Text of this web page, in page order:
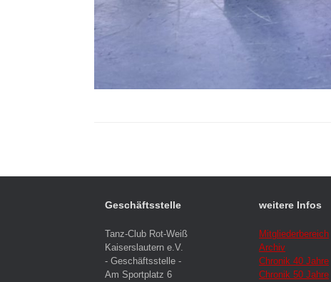
Geschäftsstelle
Tanz-Club Rot-Weiß
Kaiserslautern e.V.
- Geschäftsstelle -
Am Sportplatz 6
weitere Infos
Mitgliederbereich
Archiv
Chronik 40 Jahre
Chronik 50 Jahre